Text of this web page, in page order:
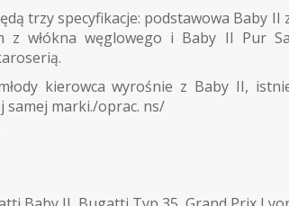
trzy specyfikacje: podstawowa Baby
z włókna węglowego i Baby II Pur
kierowca wyrośnie z Baby II,
samej marki./oprac. ns/